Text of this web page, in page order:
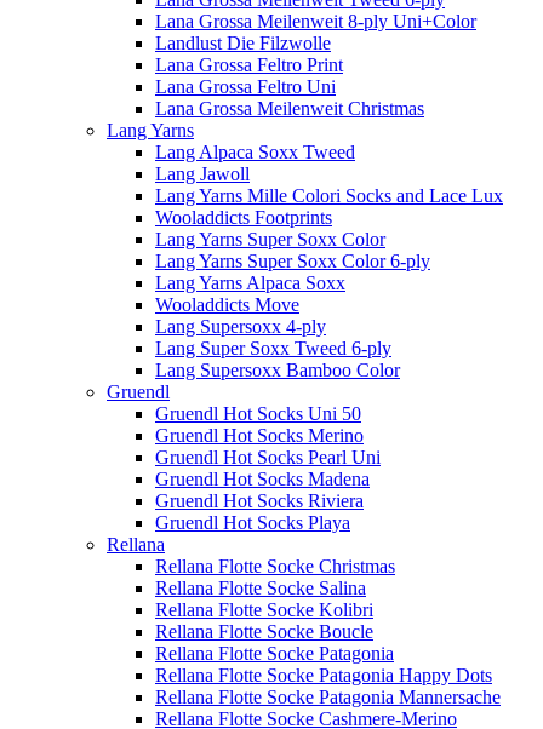
Lana Grossa Meilenweit 8-ply Uni+Color
Landlust Die Filzwolle
Lana Grossa Feltro Print
Lana Grossa Feltro Uni
Lana Grossa Meilenweit Christmas
Lang Yarns
Lang Alpaca Soxx Tweed
Lang Jawoll
Lang Yarns Mille Colori Socks and Lace Lux
Wooladdicts Footprints
Lang Yarns Super Soxx Color
Lang Yarns Super Soxx Color 6-ply
Lang Yarns Alpaca Soxx
Wooladdicts Move
Lang Supersoxx 4-ply
Lang Super Soxx Tweed 6-ply
Lang Supersoxx Bamboo Color
Gruendl
Gruendl Hot Socks Uni 50
Gruendl Hot Socks Merino
Gruendl Hot Socks Pearl Uni
Gruendl Hot Socks Madena
Gruendl Hot Socks Riviera
Gruendl Hot Socks Playa
Rellana
Rellana Flotte Socke Christmas
Rellana Flotte Socke Salina
Rellana Flotte Socke Kolibri
Rellana Flotte Socke Boucle
Rellana Flotte Socke Patagonia
Rellana Flotte Socke Patagonia Happy Dots
Rellana Flotte Socke Patagonia Mannersache
Rellana Flotte Socke Cashmere-Merino